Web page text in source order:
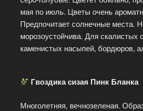
мая по июль. Цветы очень
Предпочитает солнечные места.
морозоустойчива. Для скалистых
каменистых насыпей, бордюров,
Гвоздика сизая Пинк Бланка
Многолетняя, вечнозеленая.